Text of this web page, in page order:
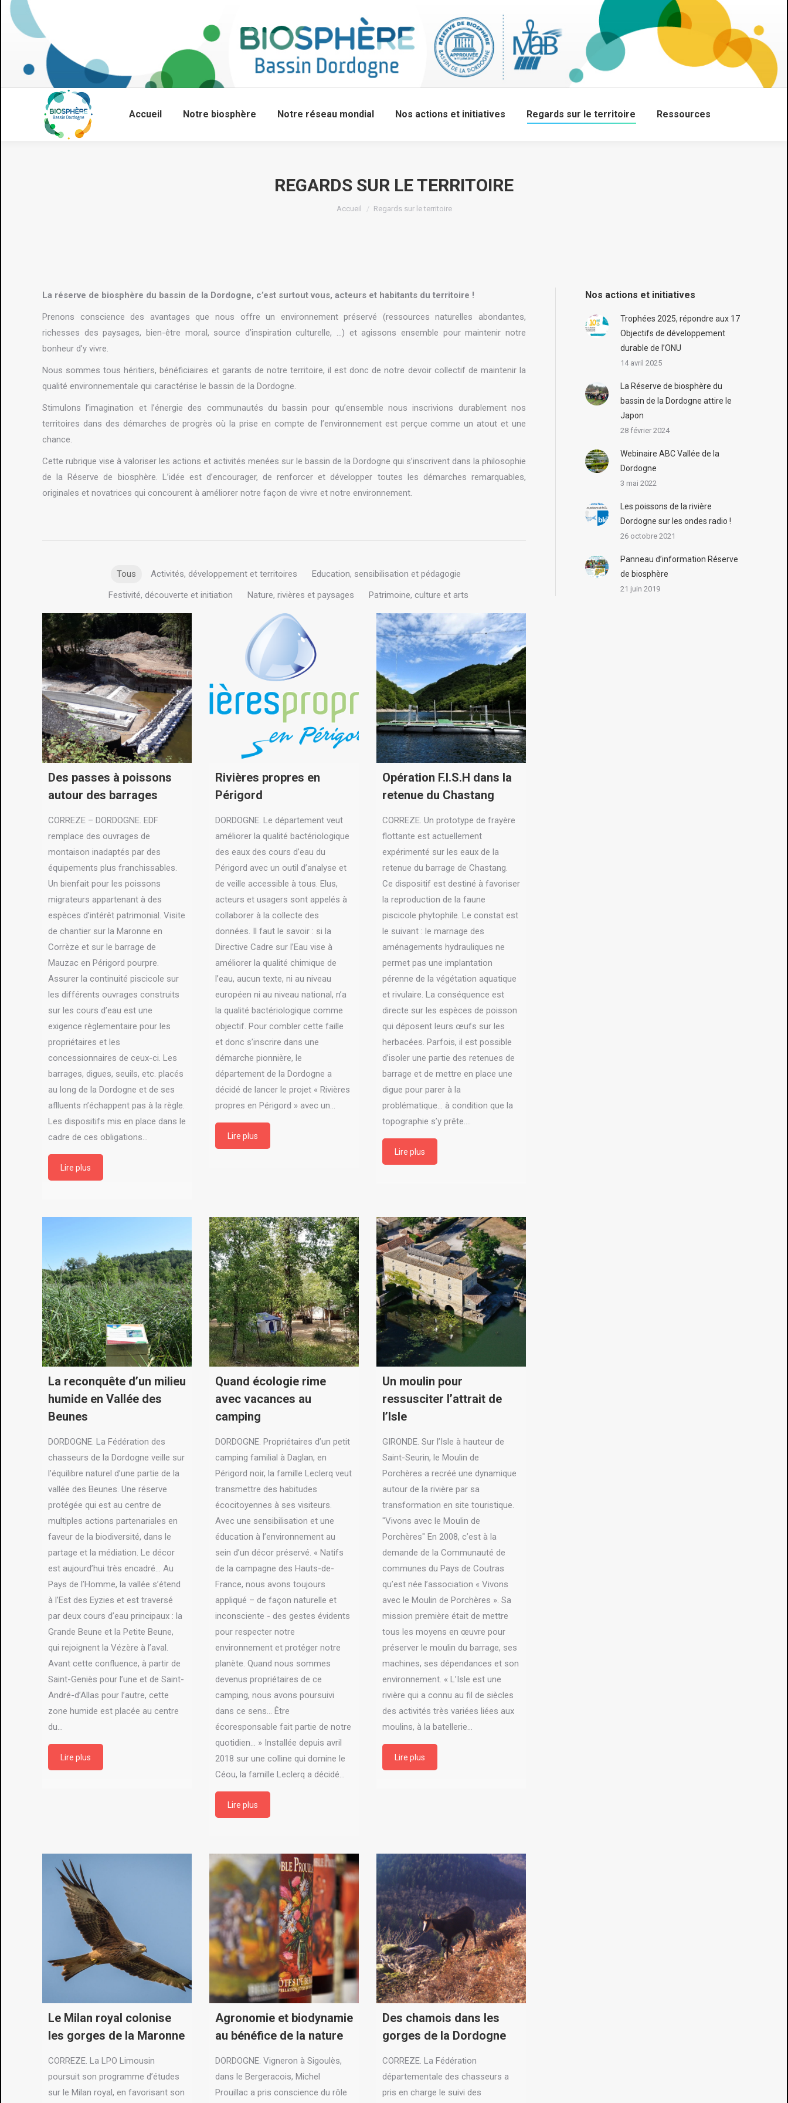
Accueil Notre biosphère Notre réseau mondial Nos actions et initiatives Regards sur le territoire Ressources
REGARDS SUR LE TERRITOIRE
Accueil Regards sur le territoire
La réserve de biosphère du bassin de la Dordogne, c’est surtout vous, acteurs et habitants du territoire !
Prenons conscience des avantages que nous offre un environnement préservé (ressources naturelles abondantes,
richesses des paysages, bien-être moral, source d’inspiration culturelle, …) et agissons ensemble pour maintenir notre
bonheur d’y vivre.
Nous sommes tous héritiers, bénéficiaires et garants de notre territoire, il est donc de notre devoir collectif de maintenir la
qualité environnementale qui caractérise le bassin de la Dordogne.
Stimulons l’imagination et l’énergie des communautés du bassin pour qu’ensemble nous inscrivions durablement nos
territoires dans des démarches de progrès où la prise en compte de l’environnement est perçue comme un atout et une
chance.
Cette rubrique vise à valoriser les actions et activités menées sur le bassin de la Dordogne qui s’inscrivent dans la philosophie
de la Réserve de biosphère. L’idée est d’encourager, de renforcer et développer toutes les démarches remarquables,
originales et novatrices qui concourent à améliorer notre façon de vivre et notre environnement.
Tous Activités, développement et territoires
Education, sensibilisation et pédagogie
Festivité, découverte et initiation
Nature, rivières et paysages Patrimoine, culture et arts
Des passes à poissons
autour des barrages
CORREZE – DORDOGNE. EDF
remplace des ouvrages de
montaison inadaptés par des
équipements plus franchissables.
Un bienfait pour les poissons
migrateurs appartenant à des
espèces d’intérêt patrimonial. Visite
de chantier sur la Maronne en
Corrèze et sur le barrage de
Mauzac en Périgord pourpre.
Assurer la continuité piscicole sur
les différents ouvrages construits
sur les cours d’eau est une
exigence règlementaire pour les
propriétaires et les
concessionnaires de ceux-ci. Les
barrages, digues, seuils, etc. placés
au long de la Dordogne et de ses
aflluents n’échappent pas à la règle.
Les dispositifs mis en place dans le
cadre de ces obligations…
Lire plus
Rivières propres en
Périgord
DORDOGNE. Le département veut
améliorer la qualité bactériologique
des eaux des cours d’eau du
Périgord avec un outil d’analyse et
de veille accessible à tous. Elus,
acteurs et usagers sont appelés à
collaborer à la collecte des
données. Il faut le savoir : si la
Directive Cadre sur l’Eau vise à
améliorer la qualité chimique de
l’eau, aucun texte, ni au niveau
européen ni au niveau national, n’a
la qualité bactériologique comme
objectif. Pour combler cette faille
et donc s’inscrire dans une
démarche pionnière, le
département de la Dordogne a
décidé de lancer le projet « Rivières
propres en Périgord » avec un…
Lire plus
Opération F.I.S.H dans la
retenue du Chastang
CORREZE. Un prototype de frayère
flottante est actuellement
expérimenté sur les eaux de la
retenue du barrage de Chastang.
Ce dispositif est destiné à favoriser
la reproduction de la faune
piscicole phytophile. Le constat est
le suivant : le marnage des
aménagements hydrauliques ne
permet pas une implantation
pérenne de la végétation aquatique
et rivulaire. La conséquence est
directe sur les espèces de poisson
qui déposent leurs œufs sur les
herbacées. Parfois, il est possible
d’isoler une partie des retenues de
barrage et de mettre en place une
digue pour parer à la
problématique... à condition que la
topographie s’y prête.…
Lire plus
La reconquête d’un milieu
humide en Vallée des
Beunes
DORDOGNE. La Fédération des
chasseurs de la Dordogne veille sur
l’équilibre naturel d’une partie de la
vallée des Beunes. Une réserve
protégée qui est au centre de
multiples actions partenariales en
faveur de la biodiversité, dans le
partage et la médiation. Le décor
est aujourd’hui très encadré... Au
Pays de l’Homme, la vallée s’étend
à l’Est des Eyzies et est traversé
par deux cours d’eau principaux : la
Grande Beune et la Petite Beune,
qui rejoignent la Vézère à l’aval.
Avant cette confluence, à partir de
Saint-Geniès pour l’une et de Saint-
André-d’Allas pour l’autre, cette
zone humide est placée au centre
du…
Lire plus
Quand écologie rime
avec vacances au
camping
DORDOGNE. Propriétaires d’un petit
camping familial à Daglan, en
Périgord noir, la famille Leclerq veut
transmettre des habitudes
écocitoyennes à ses visiteurs.
Avec une sensibilisation et une
éducation à l’environnement au
sein d’un décor préservé. « Natifs
de la campagne des Hauts-de-
France, nous avons toujours
appliqué – de façon naturelle et
inconsciente - des gestes évidents
pour respecter notre
environnement et protéger notre
planète. Quand nous sommes
devenus propriétaires de ce
camping, nous avons poursuivi
dans ce sens... Être
écoresponsable fait partie de notre
quotidien... » Installée depuis avril
2018 sur une colline qui domine le
Céou, la famille Leclerq a décidé…
Lire plus
Un moulin pour
ressusciter l’attrait de
l’Isle
GIRONDE. Sur l’Isle à hauteur de
Saint-Seurin, le Moulin de
Porchères a recréé une dynamique
autour de la rivière par sa
transformation en site touristique.
"Vivons avec le Moulin de
Porchères" En 2008, c’est à la
demande de la Communauté de
communes du Pays de Coutras
qu’est née l’association « Vivons
avec le Moulin de Porchères ». Sa
mission première était de mettre
tous les moyens en œuvre pour
préserver le moulin du barrage, ses
machines, ses dépendances et son
environnement. « L’Isle est une
rivière qui a connu au fil de siècles
des activités très variées liées aux
moulins, à la batellerie…
Lire plus
Le Milan royal colonise
les gorges de la Maronne
CORREZE. La LPO Limousin
poursuit son programme d’études
sur le Milan royal, en favorisant son
Agronomie et biodynamie
au bénéfice de la nature
DORDOGNE. Vigneron à Sigoulès,
dans le Bergeracois, Michel
Prouillac a pris conscience du rôle
Des chamois dans les
gorges de la Dordogne
CORREZE. La Fédération
départementale des chasseurs a
pris en charge le suivi des
Nos actions et initiatives
Trophées 2025, répondre aux 17
Objectifs de développement
durable de l’ONU
14 avril 2025
La Réserve de biosphère du
bassin de la Dordogne attire le
Japon
28 février 2024
Webinaire ABC Vallée de la
Dordogne
3 mai 2022
Les poissons de la rivière
Dordogne sur les ondes radio !
26 octobre 2021
Panneau d’information Réserve
de biosphère
21 juin 2019